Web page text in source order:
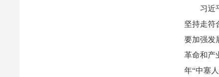
习近
坚持走符
要加强发
革命和产
年“中塞